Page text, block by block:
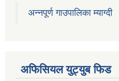
अन्नपूर्ण गाउपालिका म्याग्दी
अफिसियल युट्युब फिड